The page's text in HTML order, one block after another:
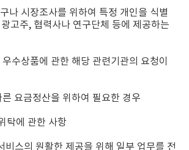
나 시장조사를 위하여 특정 개인을 식별
고주, 협력사나 연구단체 등에 제공하는
수상품에 관한 해당 관련기관의 요청이
요금정산을 위하여 필요한 경우
탁에 관한 사항
비스의 원활한 제공을 위해 일부 업무를 전